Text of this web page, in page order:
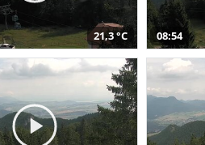
21,3 °C 08:54